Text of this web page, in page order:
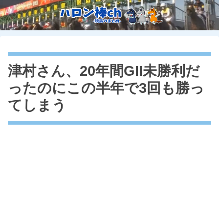
津村さん、20年間GII未勝利だ
ったのにこの半年で3回も勝っ
てしまう